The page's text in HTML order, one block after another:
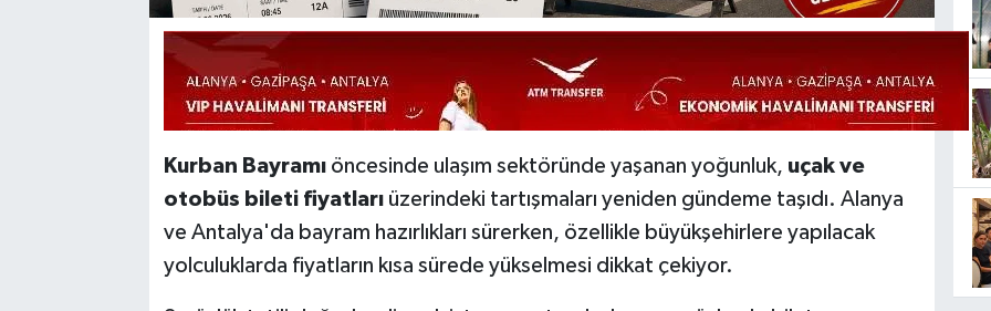
Kurban Bayramıöncesinde ulaşım sektöründe yaşanan yoğunluk, uçak ve
otobüs bileti fiyatlarıüzerindeki tartışmaları yeniden gündeme taşıdı. Alanya
ve Antalya'da bayram hazırlıkları sürerken, özellikle büyükşehirlere yapılacak
yolculuklarda fiyatların kısa sürede yükselmesi dikkat çekiyor.